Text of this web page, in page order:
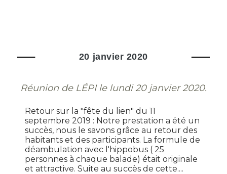
20 janvier 2020
Réunion de LÉPI le lundi 20 janvier 2020.
Retour sur la "fête du lien" du 11
septembre 2019 : Notre prestation a été un
succès, nous le savons grâce au retour des
habitants et des participants. La formule de
déambulation avec l'hippobus ( 25
personnes à chaque balade) était originale
et attractive. Suite au succès de cette....